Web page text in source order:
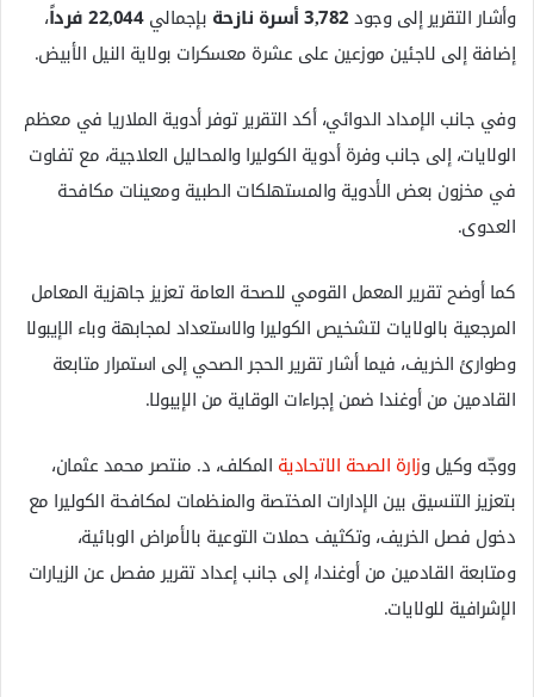
وأشار التقرير إلى وجود3,782 أسرة نازحة بإجمالي22,044 فرداً
،
إضافة إلى لاجئين موزعين على عشرة معسكرات بولاية النيل الأبيض.
وفي جانب الإمداد الدوائي، أكد التقرير توفر أدوية الملاريا في معظم
الولايات، إلى جانب وفرة أدوية الكوليرا والمحاليل العلاجية، مع تفاوت
في مخزون بعض الأدوية والمستهلكات الطبية ومعينات مكافحة
العدوى.
كما أوضح تقرير المعمل القومي للصحة العامة تعزيز جاهزية المعامل
المرجعية بالولايات لتشخيص الكوليرا والاستعداد لمجابهة وباء الإيبولا
وطوارئ الخريف، فيما أشار تقرير الحجر الصحي إلى استمرار متابعة
القادمين من أوغندا ضمن إجراءات الوقاية من الإيبولا.
ووجّه وكيل وزارة الصحة الاتحادية المكلف، د. منتصر محمد عثمان،
بتعزيز التنسيق بين الإدارات المختصة والمنظمات لمكافحة الكوليرا مع
دخول فصل الخريف، وتكثيف حملات التوعية بالأمراض الوبائية،
ومتابعة القادمين من أوغندا، إلى جانب إعداد تقرير مفصل عن الزيارات
الإشرافية للولايات.